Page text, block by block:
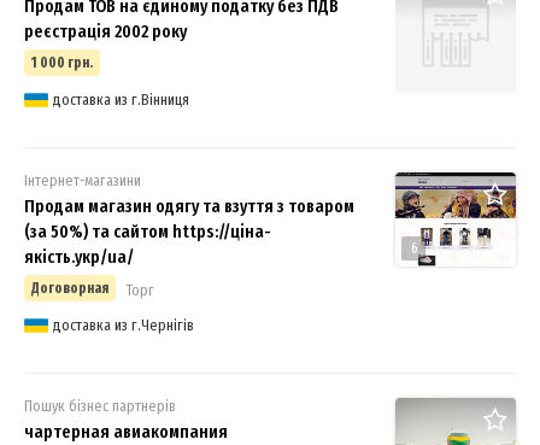
Продам ТОВ на єдиному податку без ПДВ
реєстрація 2002 року
1 000 грн.
доставка из г.Вінниця
6
Інтернет-магазини
Продам магазин одягу та взуття з товаром
(за 50%) та сайтом https://ціна-
якість.укр/ua/
Договорная
Торг
доставка из г.Чернігів
Пошук бізнес партнерів
чартерная авиакомпания